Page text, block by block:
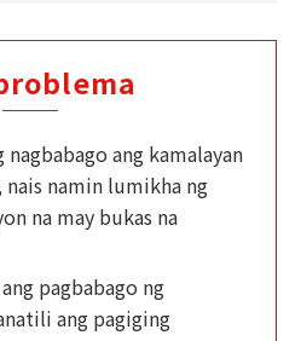
ang kamalayan
nais namin lumikha ng
na may bukas na
pagbabago ng
ang pagiging